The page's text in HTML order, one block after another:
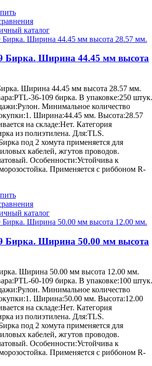
каталог
Бирка. Ширина 44.45 мм высота
Ширина 44.45 мм высота 28.57 мм.
36-109 бирка. В упаковке:250 штук.
Минимальное количество
Ширина:44.45 мм. Высота:28.57
на складе:Нет. Категория
из полиэтилена. Для:TLS.
под 2 хомута применяется для
кабелей, жгутов проводов.
Особенности:Устойчива к
Применяется с риббоном R-
каталог
Бирка. Ширина 50.00 мм высота
Ширина 50.00 мм высота 12.00 мм.
60-109 бирка. В упаковке:100 штук.
Минимальное количество
Ширина:50.00 мм. Высота:12.00
на складе:Нет. Категория
из полиэтилена. Для:TLS.
под 2 хомута применяется для
кабелей, жгутов проводов.
Особенности:Устойчива к
Применяется с риббоном R-